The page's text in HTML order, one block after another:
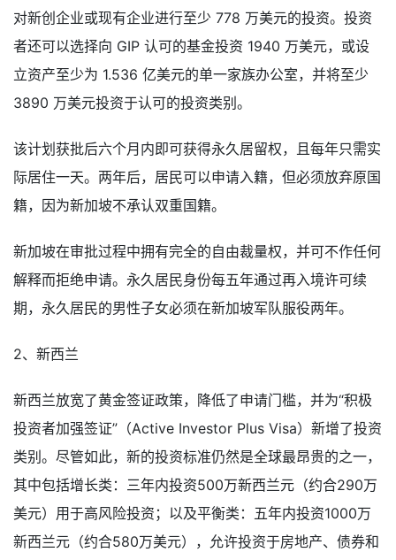
对新创企业或现有企业进行至少 778 万美元的投资。投资
者还可以选择向 GIP 认可的基金投资 1940 万美元，或设
立资产至少为 1.536 亿美元的单一家族办公室，并将至少
3890 万美元投资于认可的投资类别。
该计划获批后六个月内即可获得永久居留权，且每年只需实
际居住一天。两年后，居民可以申请入籍，但必须放弃原国
籍，因为新加坡不承认双重国籍。
新加坡在审批过程中拥有完全的自由裁量权，并可不作任何
解释而拒绝申请。永久居民身份每五年通过再入境许可续
期，永久居民的男性子女必须在新加坡军队服役两年。
2、新西兰
新西兰放宽了黄金签证政策，降低了申请门槛，并为“积极
投资者加强签证”（Active Investor Plus Visa）新增了投资
类别。尽管如此，新的投资标准仍然是全球最昂贵的之一，
其中包括增长类：三年内投资500万新西兰元（约合290万
美元）用于高风险投资；以及平衡类：五年内投资1000万
新西兰元（约合580万美元），允许投资于房地产、债券和